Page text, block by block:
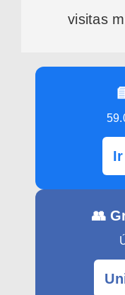
visitas
👥